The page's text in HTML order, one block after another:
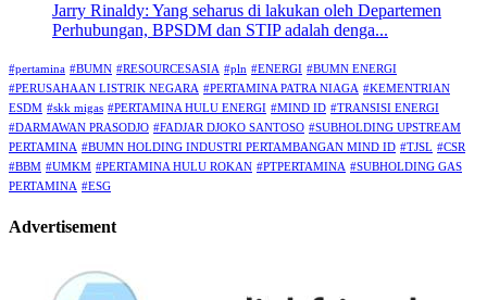
Jarry Rinaldy: Yang seharus di lakukan oleh Departemen
Perhubungan, BPSDM dan STIP adalah denga...
#pertamina #BUMN #RESOURCESASIA #pln #ENERGI #BUMN ENERGI
#PERUSAHAAN LISTRIK NEGARA #PERTAMINA PATRA NIAGA #KEMENTRIAN
ESDM #skk migas #PERTAMINA HULU ENERGI #MIND ID #TRANSISI ENERGI
#DARMAWAN PRASODJO #FADJAR DJOKO SANTOSO #SUBHOLDING UPSTREAM
PERTAMINA #BUMN HOLDING INDUSTRI PERTAMBANGAN MIND ID #TJSL #CSR
#BBM #UMKM #PERTAMINA HULU ROKAN #PTPERTAMINA #SUBHOLDING GAS
PERTAMINA #ESG
Advertisement